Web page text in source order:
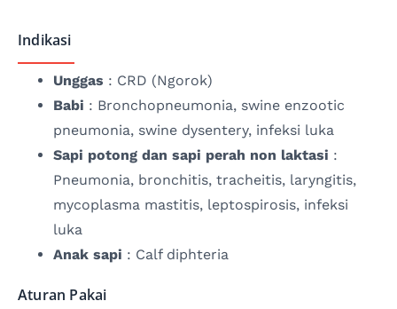
Indikasi
Unggas : CRD (Ngorok)
Babi : Bronchopneumonia, swine enzootic
pneumonia, swine dysentery, infeksi luka
Sapi potong dan sapi perah non laktasi :
Pneumonia, bronchitis, tracheitis, laryngitis,
mycoplasma mastitis, leptospirosis, infeksi
luka
Anak sapi : Calf diphteria
Aturan Pakai